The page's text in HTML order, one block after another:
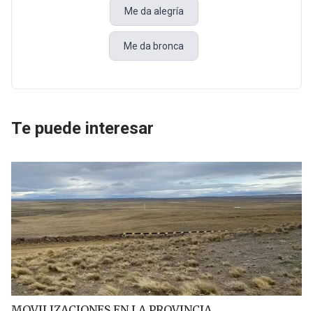
Me da alegría
Me da bronca
Te puede interesar